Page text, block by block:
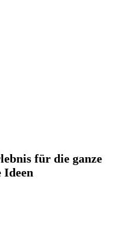
für die ganze
Ideen